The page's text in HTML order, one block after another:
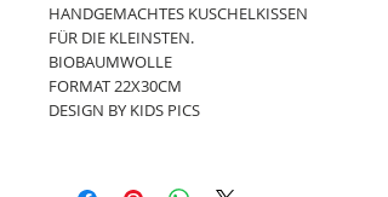
HANDGEMACHTES KUSCHELKISSEN
FÜR DIE KLEINSTEN.
BIOBAUMWOLLE
FORMAT 22X30CM
DESIGN BY KIDS PICS